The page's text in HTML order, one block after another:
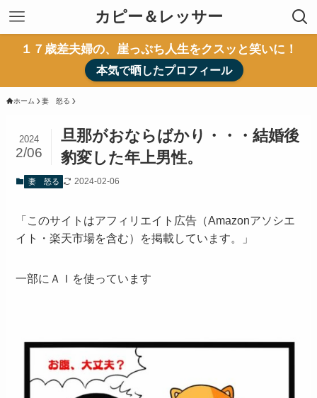
カピー＆レッサー
１７歳差夫婦の、崖っぷち人生をクスッと笑いに！
本気で晒したプロフィール
ホーム 妻 怒る
旦那がおならばかり・・・結婚後
豹変した年上男性。
2024
2/06
妻 怒る 2024-02-06
「このサイトはアフィリエイト広告（Amazonアソシエ
イト・楽天市場を含む）を掲載しています。」
一部にＡＩを使っています